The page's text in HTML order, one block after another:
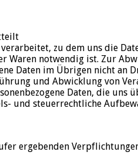
zu dem uns die
notwendig ist. Zur
Daten im Übrigen nicht an
und Abwicklung von
Daten, die
und steuerrechtliche
ergebenden